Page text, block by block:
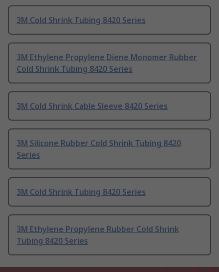
3M Cold Shrink Tubing 8420 Series
3M Ethylene Propylene Diene Monomer Rubber
Cold Shrink Tubing 8420 Series
3M Cold Shrink Cable Sleeve 8420 Series
3M Silicone Rubber Cold Shrink Tubing 8420
Series
3M Cold Shrink Tubing 8420 Series
3M Ethylene Propylene Rubber Cold Shrink
Tubing 8420 Series